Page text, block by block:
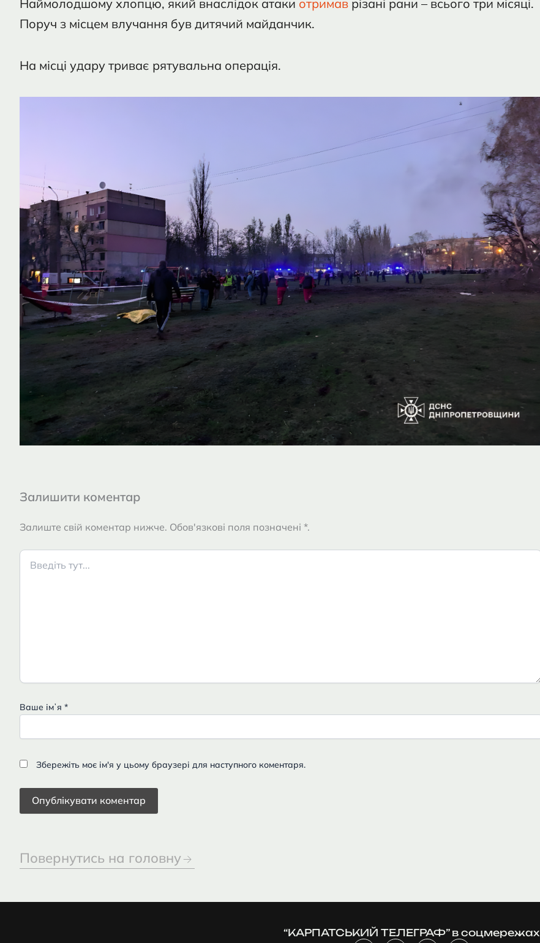
Наймолодшому хлопцю, який внаслідок атаки отримав різані рани – всього три місяці.
Поруч з місцем влучання був дитячий майданчик.
На місці удару триває рятувальна операція.
Залишити коментар
Залиште свій коментар нижче. Обов'язкові поля позначені *.
Введіть
тут...
Ваше імʼя *
Збережіть моє ім'я у цьому браузері для наступного коментаря.
Повернутись на головну
“КАРПАТСЬКИЙ ТЕЛЕГРАФ” в соцмережах